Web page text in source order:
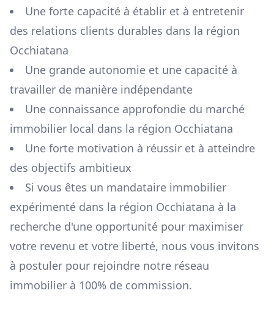
Une forte capacité à établir et à entretenir
des relations clients durables dans la région
Occhiatana
Une grande autonomie et une capacité à
travailler de manière indépendante
Une connaissance approfondie du marché
immobilier local dans la région Occhiatana
Une forte motivation à réussir et à atteindre
des objectifs ambitieux
Si vous êtes un mandataire immobilier
expérimenté dans la région Occhiatana à la
recherche d'une opportunité pour maximiser
votre revenu et votre liberté, nous vous invitons
à postuler pour rejoindre notre réseau
immobilier à 100% de commission.